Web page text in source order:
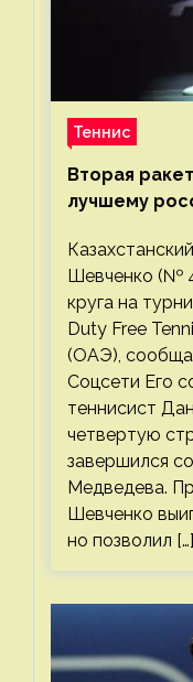
Теннис
Вторая
лучшему
Шевченко (№
круга на
Duty Free
(ОАЭ),
Соцсети Его
теннисист
четвертую
завершился
Медведева.
Шевченко
но позволил […]